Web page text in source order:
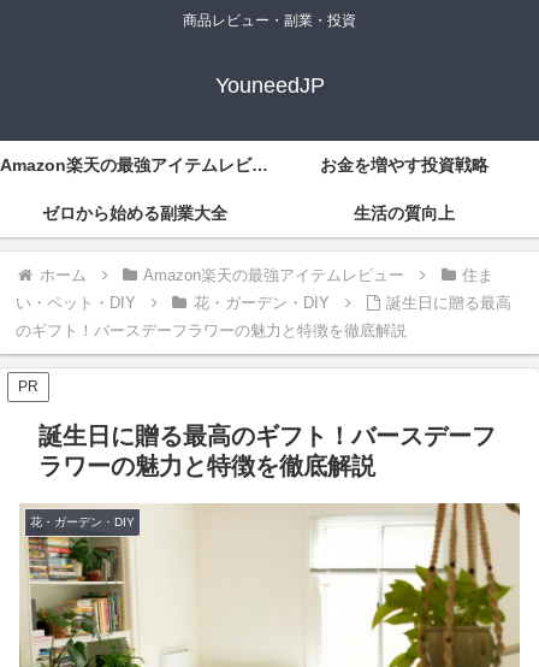
商品レビュー・副業・投資
YouneedJP
Amazon楽天の最強アイテムレビュー お金を増やす投資戦略
ゼロから始める副業大全 生活の質向上
ホーム Amazon楽天の最強アイテムレビュー
住ま
い・ペット・DIY
花・ガーデン・DIY
誕生日に贈る最高
のギフト！バースデーフラワーの魅力と特徴を徹底解説
PR
誕生日に贈る最高のギフト！バースデーフ
ラワーの魅力と特徴を徹底解説
花・ガーデン・DIY